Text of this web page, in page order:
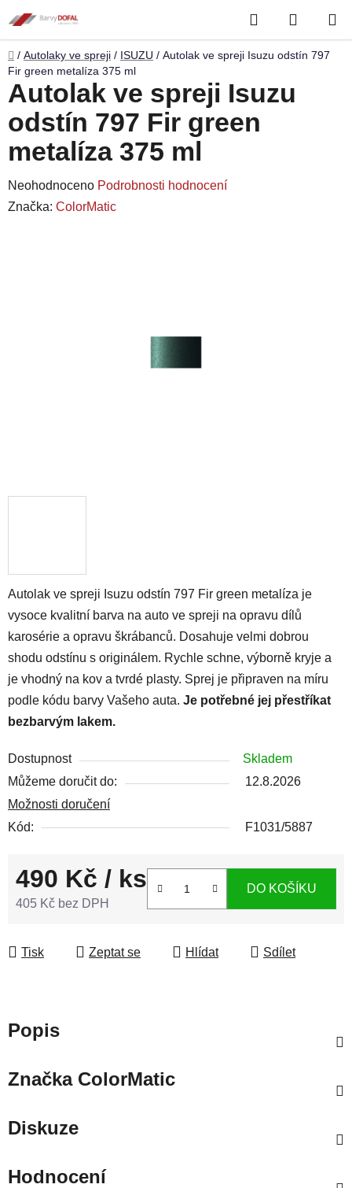
na
obsah
Hledat
KOŠÍK
Domů
/ Autolaky ve spreji / ISUZU / Autolak ve spreji Isuzu odstín 797
Fir green metalíza 375 ml
Autolak ve spreji Isuzu odstín 797 Fir green metalíza je
vysoce kvalitní barva na auto ve spreji na opravu dílů
karosérie a opravu škrábanců. Dosahuje velmi dobrou
shodu odstínu s originálem. Rychle schne, výborně kryje a
je vhodný na kov a tvrdé plasty. Sprej je připraven na míru
podle kódu barvy Vašeho auta. Je potřebné jej přestříkat
bezbarvým lakem.
Dostupnost
Skladem
Můžeme doručit do:
12.8.2026
Možnosti doručení
Kód:
F1031/5887
490 Kč / ks
405 Kč bez DPH
DO KOŠÍKU
Tisk Zeptat se Hlídat Sdílet
Autolak ve spreji Isuzu
odstín 797 Fir green
metalíza 375 ml
Průměrné
hodnocení
Neohodnoceno Podrobnosti hodnocení
Značka: ColorMatic
Popis
ZnačkaColorMatic
Diskuze
Hodnocení